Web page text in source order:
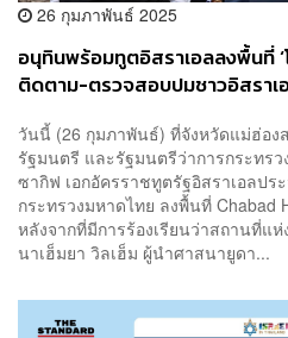
26 กุมภาพันธ์ 2025
อนุทินพร้อมทูตอิสราเอลลงพื้นที่ ‘
ติดตาม-ตรวจสอบปมชาวอิสรา
วันนี้ (26 กุมภาพันธ์) ที่จังหวัดแม่ฮ่อ
รัฐมนตรี และรัฐมนตรีว่าการกระทร
ซากิฟ เอกอัครราชทูตรัฐอิสราเอลปร
กระทรวงมหาดไทย ลงพื้นที่ Chabad
หลังจากที่มีการร้องเรียนว่าสถานที่แ
นาเฮ็มยา วิลเฮ็ม ผู้นำศาสนายูดา...